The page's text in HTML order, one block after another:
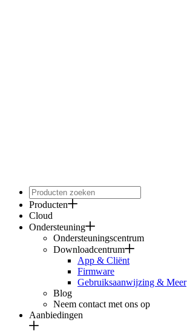
Producten
Cloud
Ondersteuning
Ondersteuningscentrum
Downloadcentrum
App & Cliënt
Firmware
Gebruiksaanwijzing & Meer
Blog
Neem contact met ons op
Aanbiedingen